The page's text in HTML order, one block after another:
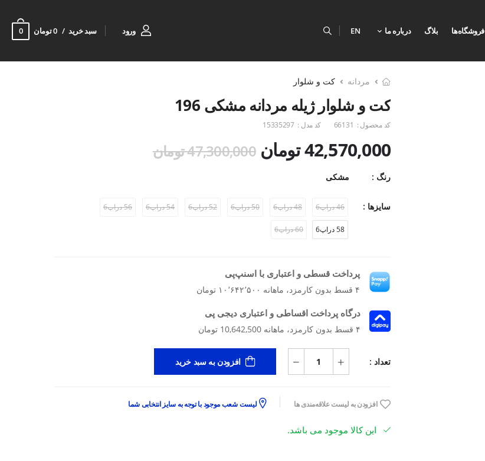
فروشگاه‌ها بلاگ درباره ما EN ورود سبد خرید 0 تومان 0
مردانه کت و شلوار
کت و شلوار ژیله مردانه مشکی 196
کد محصول : 66131 کد مدل : 15335297
42,570,000 تومان 47,300,000 تومان
رنگ : مشکی
سایزها : 46 دراپ6 48 دراپ6 50 دراپ6 52 دراپ6 54 دراپ6 56 دراپ6
58 دراپ6 60 دراپ6
پرداخت قسطی و اعتباری با اسنپ‌پی
۴ قسط بدون کارمزد، ماهانه ۱۰٬۶۴۲٬۵۰۰ تومان
درگاه پرداخت اقساطی و اعتباری دیجی پی
۴ قسط بدون کارمزد، ماهانه 10,642,500 تومان
تعداد : افزودن به سبد خرید
افزودن به لیست علاقه‌مندی ها لیست شعب موجود با توجه به سایز انتخابی شما
این کالا موجود می باشد.